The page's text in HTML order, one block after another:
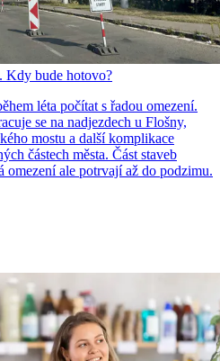
Kdy bude hotovo?
léta počítat s řadou omezení.
se na nadjezdech u Flošny,
mostu a další komplikace
částech města. Část staveb
omezení ale potrvají až do podzimu.